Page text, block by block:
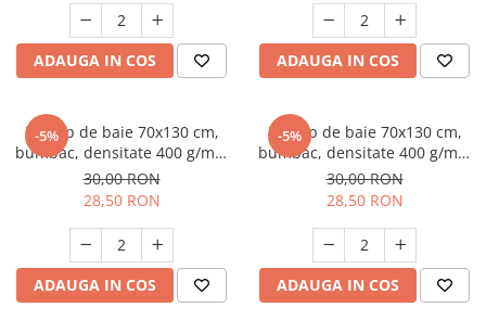
ADAUGA IN COS ADAUGA IN COS
-5%
Prosop de baie 70x130 cm,
bumbac, densitate 400 g/mp,
Portocaliu
30,00 RON
28,50 RON
ADAUGA IN COS
-5%
Prosop de baie 70x130 cm,
bumbac, densitate 400 g/mp,
Rosu
30,00 RON
28,50 RON
ADAUGA IN COS